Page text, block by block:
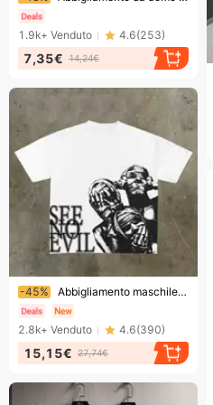
1.9k+ Venduto 4.6(253)
7,35€ 14,24€
Finendo presto!
-45% Abbigliamento maschile Stampa T-shirt di grandi dimensioni T-shirt grafica gotica Y2k Top Armed Gothic Uomo Manica corta
2.8k+ Venduto 4.6(390)
15,15€ 27,74€